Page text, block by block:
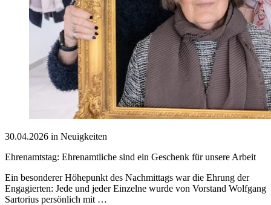
30.04.2026 in Neuigkeiten
Ehrenamtstag: Ehrenamtliche sind ein Geschenk für unsere Arbeit
Ein besonderer Höhepunkt des Nachmittags war die Ehrung der
Engagierten: Jede und jeder Einzelne wurde von Vorstand Wolfgang
Sartorius persönlich mit …